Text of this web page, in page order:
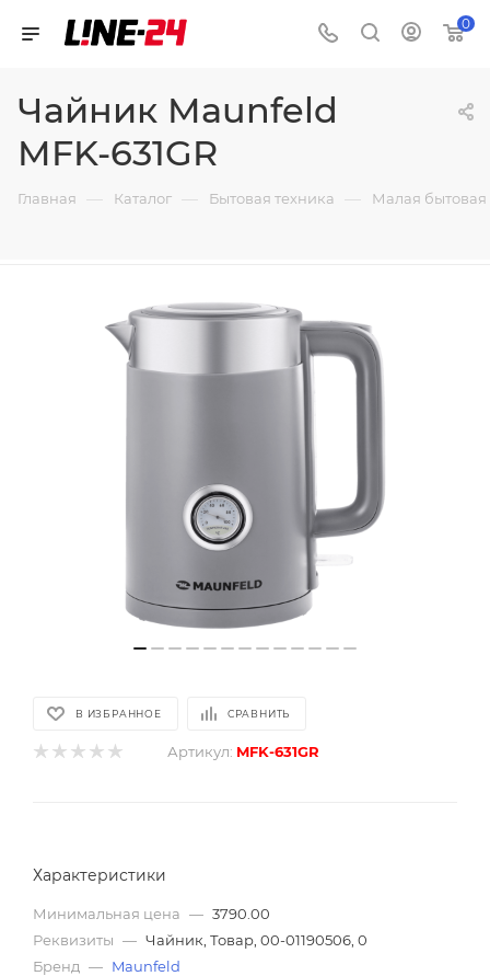
0
Чайник Maunfeld
MFK-631GR
Главная — Каталог — Бытовая техника — Малая бытовая
В ИЗБРАННОЕ СРАВНИТЬ
Артикул: MFK-631GR
Характеристики
Минимальная цена — 3790.00
Реквизиты — Чайник, Товар, 00-01190506, 0
Бренд — Maunfeld